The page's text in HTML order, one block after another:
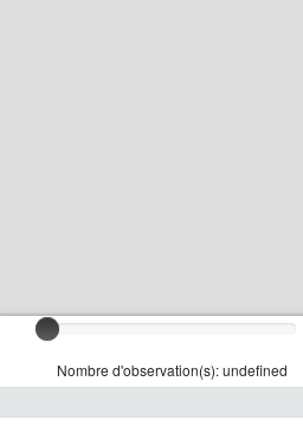
Nombre d'observation(s): undefined